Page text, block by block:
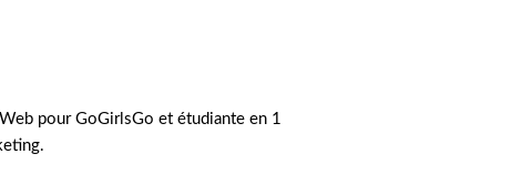
pour GoGirlsGo et étudiante en 1